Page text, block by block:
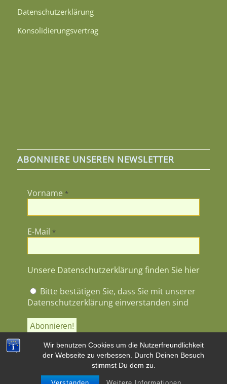
Wir benutzen Cookies um die Nutzerfreundlichkeit
der Webseite zu verbessen. Durch Deinen Besuch
stimmst Du dem zu.
Datenschutzerklärung
Konsolidierungsvertrag
ABONNIERE UNSEREN NEWSLETTER
Vorname *
E-Mail *
Unsere Datenschutzerklärung finden Sie hier
Bitte bestätigen Sie, dass Sie mit unserer
Datenschutzerklärung einverstanden sind